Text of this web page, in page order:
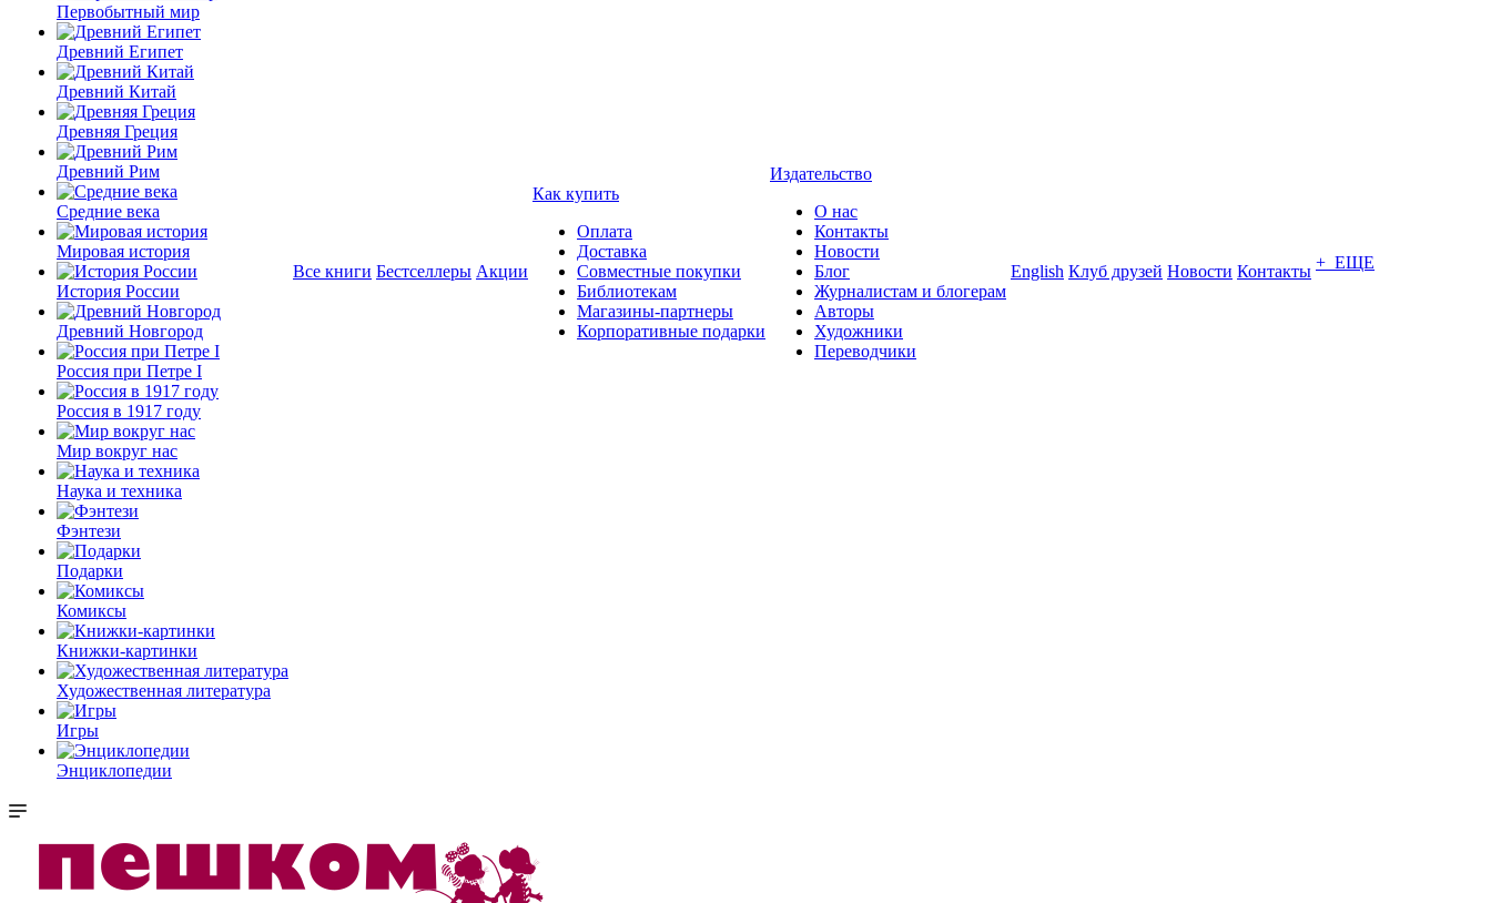
Первобытный мир
Древний Египет
Древний Китай
Древняя Греция
Древний Рим
Средние века
Мировая история
История России
Древний Новгород
Россия при Петре I
Россия в 1917 году
Мир вокруг нас
Наука и техника
Фэнтези
Подарки
Комиксы
Книжки-картинки
Художественная литература
Игры
Энциклопедии
Все книги Бестселлеры Акции
Как купить
Оплата
Доставка
Совместные покупки
Библиотекам
Магазины-партнеры
Корпоративные подарки
Издательство
О нас
Контакты
Новости
Блог
Журналистам и блогерам
Авторы
Художники
Переводчики
English Клуб друзей Новости Контакты + ЕЩЕ